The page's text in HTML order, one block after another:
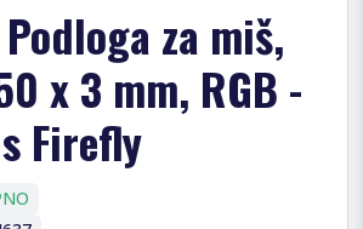
za miš,
x 3 mm, RGB -
Firefly